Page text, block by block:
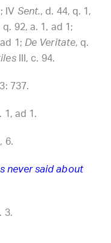
IV Sent., d. 44, q. 1,
92, a. 1, ad 1;
1; De Veritate, q.
III, c. 94.
737.
1, ad 1.
6.
never said about
3.